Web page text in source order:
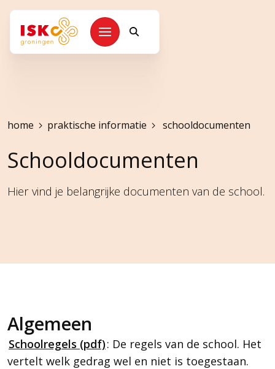
Kruimelpad
home praktische informatie schooldocumenten
Schooldocumenten
Hier vind je belangrijke documenten van de school.
Algemeen
Schoolregels (pdf): De regels van de school. Het
vertelt welk gedrag wel en niet is toegestaan.